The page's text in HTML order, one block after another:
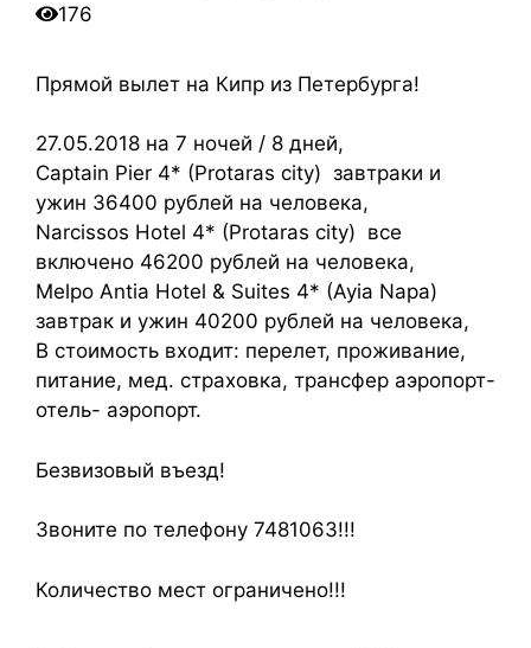
176
Прямой вылет на Кипр из Петербурга!
27.05.2018 на 7 ночей / 8 дней,
Captain Pier 4* (Protaras city) завтраки и
ужин 36400 рублей на человека,
Narcissos Hotel 4* (Protaras city) все
включено 46200 рублей на человека,
Melpo Antia Hotel & Suites 4* (Ayia Napa)
завтрак и ужин 40200 рублей на человека,
В стоимость входит: перелет, проживание,
питание, мед. страховка, трансфер аэропорт-
отель- аэропорт.
Безвизовый въезд!
Звоните по телефону 7481063!!!
Количество мест ограничено!!!